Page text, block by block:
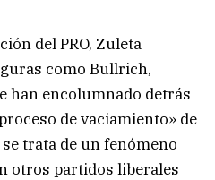
del PRO, Zuleta
como Bullrich,
han encolumnado detrás
de vaciamiento» de
trata de un fenómeno
otros partidos liberales